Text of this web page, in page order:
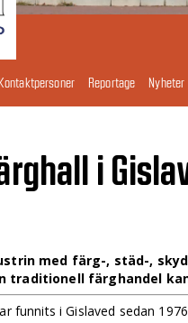
Kontaktpersoner Reportage Nyheter
i
med färg-, städ-,
traditionell färghandel
funnits i Gislaved sedan